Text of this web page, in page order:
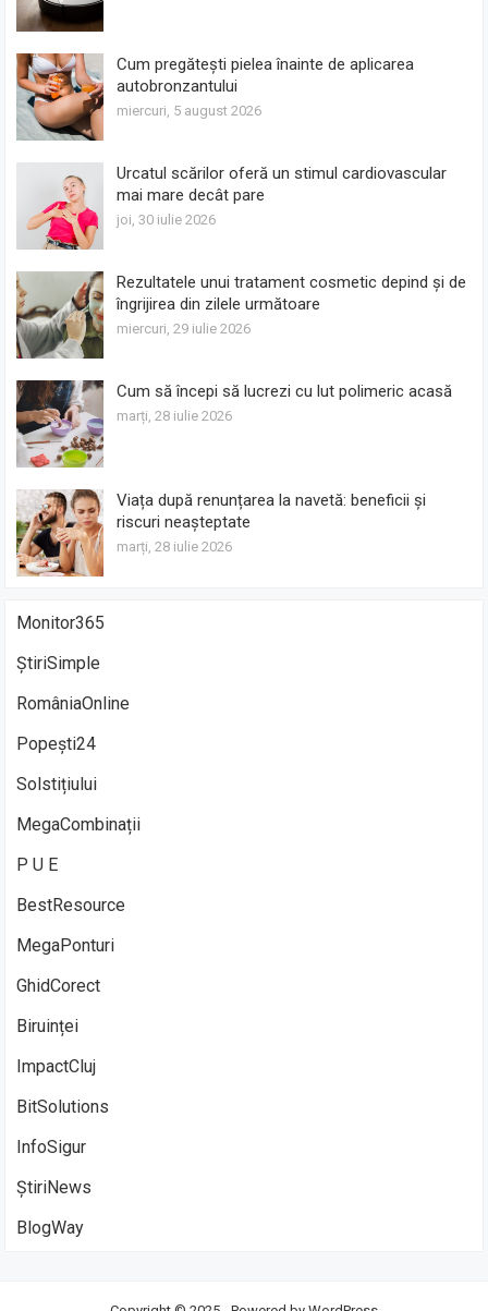
Cum pregătești pielea înainte de aplicarea
autobronzantului
miercuri, 5 august 2026
Urcatul scărilor oferă un stimul cardiovascular
mai mare decât pare
joi, 30 iulie 2026
Rezultatele unui tratament cosmetic depind și de
îngrijirea din zilele următoare
miercuri, 29 iulie 2026
Cum să începi să lucrezi cu lut polimeric acasă
marți, 28 iulie 2026
Viața după renunțarea la navetă: beneficii și
riscuri neașteptate
marți, 28 iulie 2026
Monitor365
ȘtiriSimple
RomâniaOnline
Popești24
Solstițiului
MegaCombinații
P U E
BestResource
MegaPonturi
GhidCorect
Biruinței
ImpactCluj
BitSolutions
InfoSigur
ȘtiriNews
BlogWay